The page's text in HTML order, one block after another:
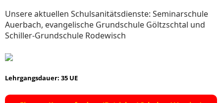
Unsere aktuellen Schulsanitätsdienste: Seminarschule
Auerbach, evangelische Grundschule Göltzschtal und
Schiller-Grundschule Rodewisch
Lehrgangsdauer: 35 UE